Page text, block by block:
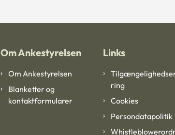
Om Ankestyrelsen
Om Ankestyrelsen
Blanketter og
kontaktformularer
Links
ring
Cookies
Persondatapolitik